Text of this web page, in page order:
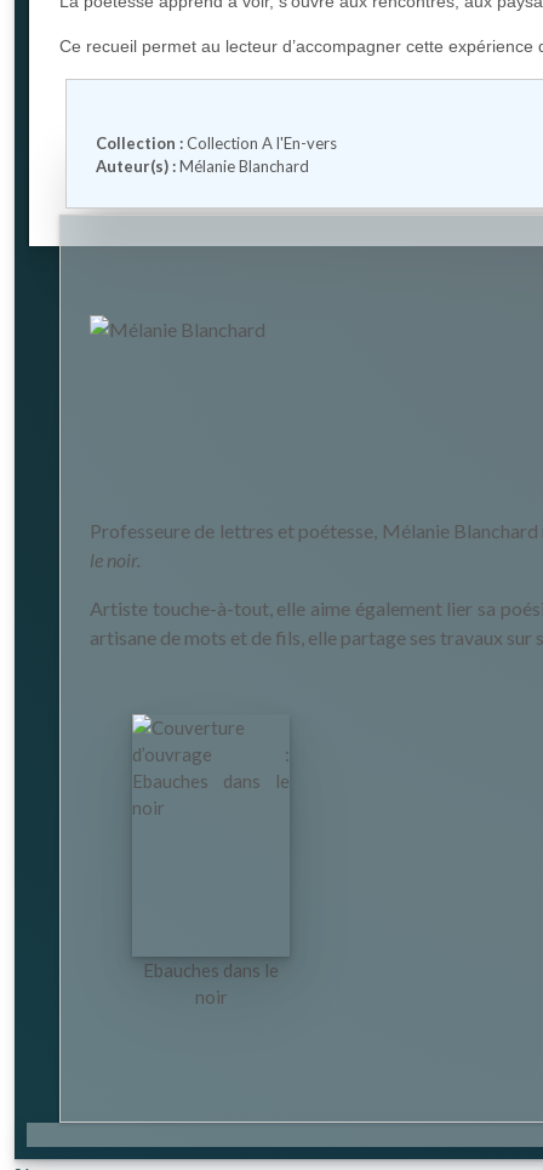
Ce recueil permet au lecteur d’accompagner cette
Collection :Collection A l'En-vers
Auteur(s) :Mélanie Blanchard
Professeure de lettres et poétesse, Mélanie
le noir.
Artiste touche-à-tout, elle aime également lier sa
artisane de mots et de fils, elle partage ses travaux
Ebauches dans le
noir